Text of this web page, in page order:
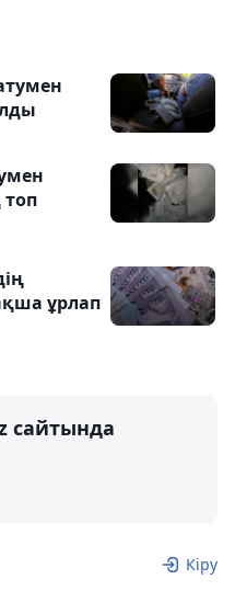
ұрлап
сайтында
Кіру